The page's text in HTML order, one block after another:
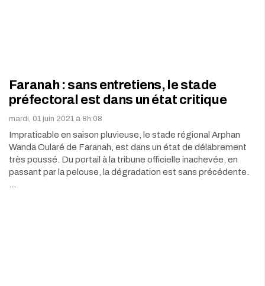
Faranah : sans entretiens, le stade
préfectoral est dans un état critique
mardi, 01 juin 2021 à 8h:08
Impraticable en saison pluvieuse, le stade régional Arphan
Wanda Oularé de Faranah, est dans un état de délabrement
très poussé. Du portail à la tribune officielle inachevée, en
passant par la pelouse, la dégradation est sans précédente.